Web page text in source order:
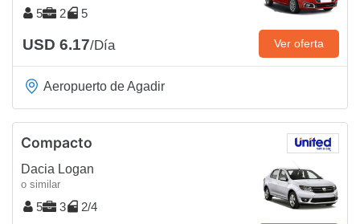
5 2 5
USD 6.17/Día Ver oferta
Aeropuerto de Agadir
Compacto
Dacia Logan
o similar
5 3 2/4